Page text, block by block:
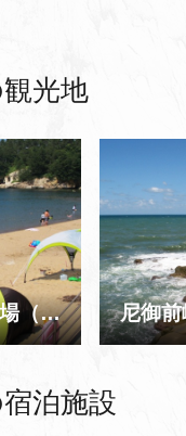
光地
橋立海水浴場（橋立マリンビーチ） 尼御前
泊施設